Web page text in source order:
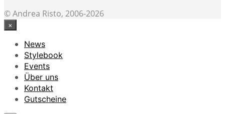
© Andrea Risto, 2006-2026
×
News
Stylebook
Events
Über uns
Kontakt
Gutscheine